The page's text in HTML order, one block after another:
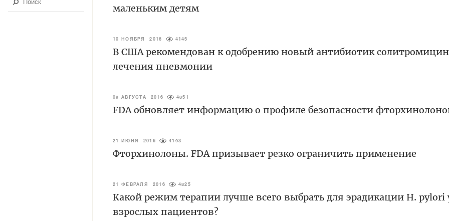
маленьким детям
10 НОЯБРЯ 2016 4145
В США рекомендован к одобрению новый антибиотик
лечения пневмонии
09 АВГУСТА 2016 4851
FDA обновляет информацию о профиле безопасности
21 ИЮНЯ 2016 4193
Фторхинолоны. FDA призывает резко ограничить применение
21 ФЕВРАЛЯ 2016 4825
Какой режим терапии лучше всего выбрать для эрадикации H. pylori
взрослых пациентов?